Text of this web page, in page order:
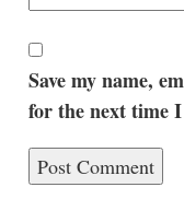
Save my name,
for the next time